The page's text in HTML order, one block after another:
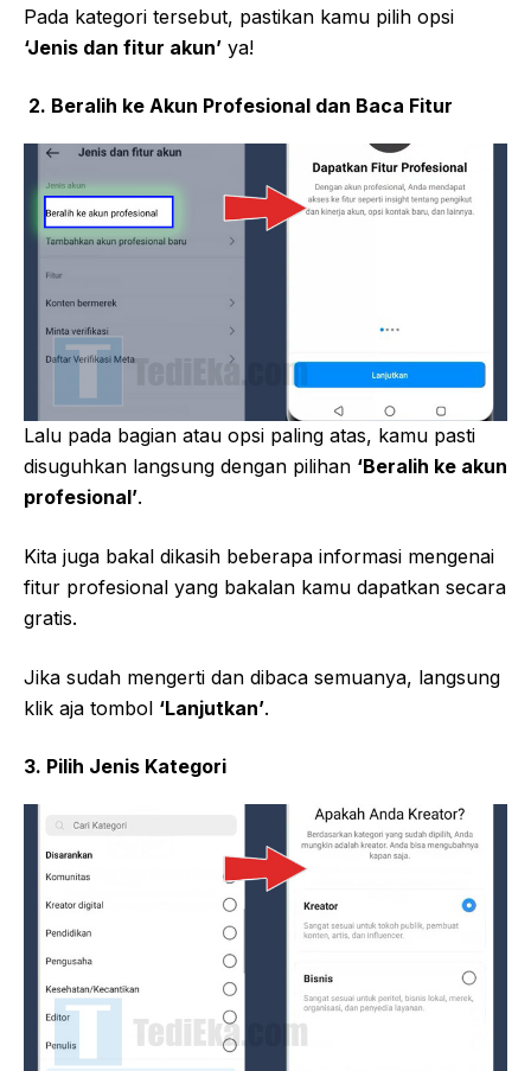
Pada kategori tersebut, pastikan kamu pilih opsi
‘Jenis dan fitur akun’ ya!
2. Beralih ke Akun Profesional dan Baca Fitur
Lalu pada bagian atau opsi paling atas, kamu pasti
disuguhkan langsung dengan pilihan ‘Beralih ke akun
profesional’.
Kita juga bakal dikasih beberapa informasi mengenai
fitur profesional yang bakalan kamu dapatkan secara
gratis.
Jika sudah mengerti dan dibaca semuanya, langsung
klik aja tombol ‘Lanjutkan’.
3. Pilih Jenis Kategori